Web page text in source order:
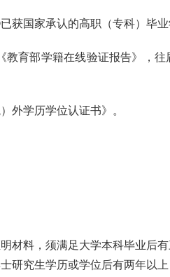
国家承认的高职（专科）毕业
育部学籍在线验证报告》，
外学历学位认证书》。
材料，须满足大学本科毕业后
究生学历或学位后有两年以上